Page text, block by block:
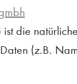
ist die
(z.B.